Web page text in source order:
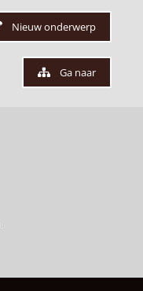
Nieuw onderwerp
Ga naar